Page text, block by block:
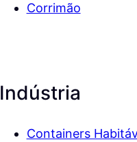
Corrimão
Indústria
Containers